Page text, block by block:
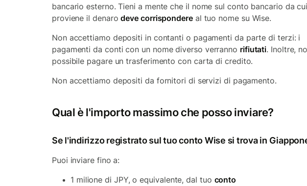
bancario esterno. Tieni a mente che il nome sul conto bancario da cui
proviene il denarodeve corrispondereal tuo nome su Wise.
Non accettiamo depositi in contanti o pagamenti da parte di terzi: i
pagamenti da conti con un nome diverso verranno rifiutati. Inoltre,
possibile pagare un trasferimento con carta di credito.
Non accettiamo depositi da fornitori di servizi di pagamento.
Qual è l'importo massimo che posso inviare?
Se l'indirizzo registrato sul tuo conto Wise si trova in
Puoi inviare fino a:
1 milione di JPY, o equivalente, dal tuo conto